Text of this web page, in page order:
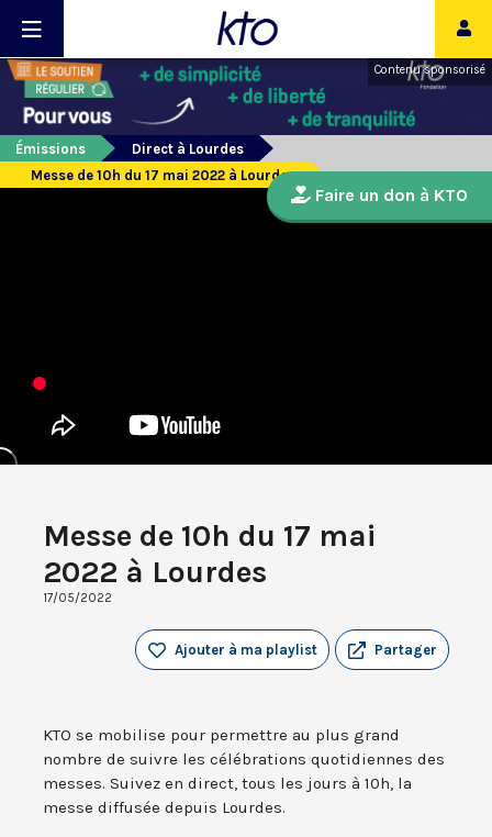
Contenu sponsorisé
Émissions
Direct à Lourdes
Messe de 10h du 17 mai 2022 à Lourdes
Messe de 10h du 17 mai
2022 à Lourdes
17/05/2022
Partager
Ajouter à ma playlist
KTO se mobilise pour permettre au plus grand
nombre de suivre les célébrations quotidiennes des
messes. Suivez en direct, tous les jours à 10h, la
messe diffusée depuis Lourdes.
Faire un don à KTO